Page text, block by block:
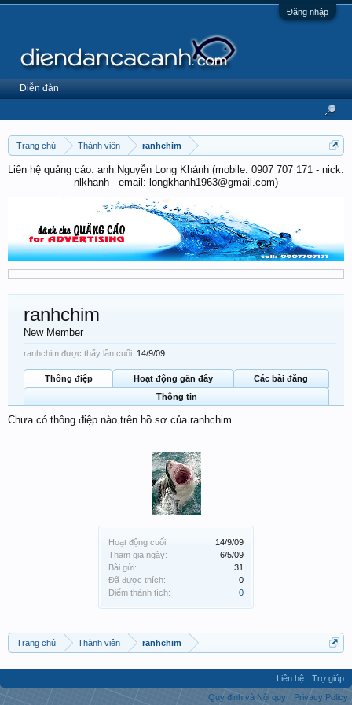
Đăng nhập
Trang chủ Thành viên ranhchim
Liên hệ quảng cáo: anh Nguyễn Long Khánh (mobile: 0907 707 171 - nick:
nlkhanh - email: longkhanh1963@gmail.com)
Hoạt động cuối:
14/9/09
Tham gia ngày:
6/5/09
Bài gửi:
31
Đã được thích:
0
Điểm thành tích:
0
ranhchim
New Member
ranhchim được thấy lần cuối: 14/9/09
Thông điệp Hoạt động gần đây
Các bài đăng
Thông tin
Chưa có thông điệp nào trên hồ sơ của ranhchim.
Trang chủ Thành viên ranhchim
Diễn đàn
Liên hệ
Trợ giúp
Quy định và Nội quy
Privacy Policy